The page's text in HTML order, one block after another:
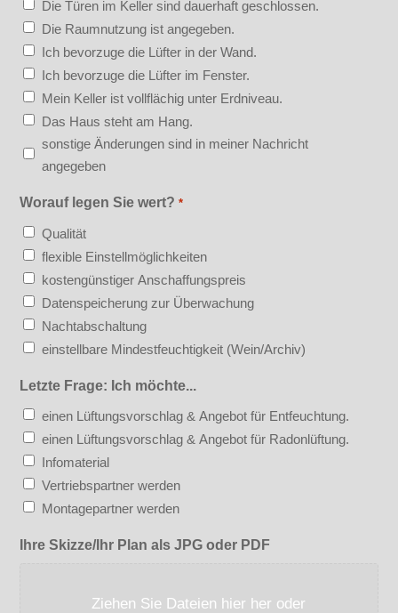
Die Türen im Keller sind dauerhaft geschlossen.
Die Raumnutzung ist angegeben.
Ich bevorzuge die Lüfter in der Wand.
Ich bevorzuge die Lüfter im Fenster.
Mein Keller ist vollflächig unter Erdniveau.
Das Haus steht am Hang.
sonstige Änderungen sind in meiner Nachricht
angegeben
Worauf legen Sie wert? *
Qualität
flexible Einstellmöglichkeiten
kostengünstiger Anschaffungspreis
Datenspeicherung zur Überwachung
Nachtabschaltung
einstellbare Mindestfeuchtigkeit (Wein/Archiv)
Letzte Frage: Ich möchte...
einen Lüftungsvorschlag & Angebot für Entfeuchtung.
einen Lüftungsvorschlag & Angebot für Radonlüftung.
Infomaterial
Vertriebspartner werden
Montagepartner werden
Ihre Skizze/Ihr Plan als JPG oder PDF
Ziehen Sie Dateien hier her oder